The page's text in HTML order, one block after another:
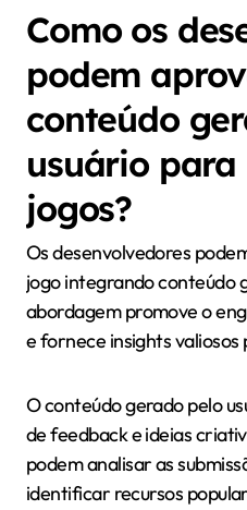
Como os
podem
conteúdo
usuário
jogos?
Os desenvolvedores
jogo integrando conteúdo
abordagem promove o
e fornece insights valiosos
O conteúdo gerado pelo
de feedback e ideias
podem analisar as
identificar recursos